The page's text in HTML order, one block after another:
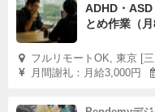
ADHD・ASD
とめ作業（月
フルリモートOK, 東京 [
月間謝礼：月給3,000円